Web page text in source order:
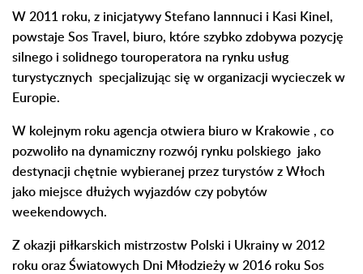
W 2011 roku, z inicjatywy Stefano Iannnuci i Kasi Kinel,
powstaje Sos Travel, biuro, które szybko zdobywa pozycję
silnego i solidnego touroperatora na rynku usług
turystycznych specjalizując się w organizacji wycieczek w
Europie.
W kolejnym roku agencja otwiera biuro w Krakowie , co
pozwoliło na dynamiczny rozwój rynku polskiego jako
destynacji chętnie wybieranej przez turystów z Włoch
jako miejsce dłużych wyjazdów czy pobytów
weekendowych.
Z okazji piłkarskich mistrzostw Polski i Ukrainy w 2012
roku oraz Światowych Dni Młodzieży w 2016 roku Sos